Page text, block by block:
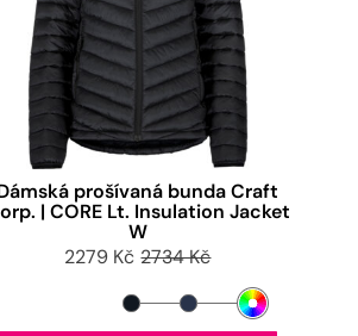
prošívaná bunda Craft
| CORE Lt. Insulation Jacket
W
2279 Kč 2734 Kč